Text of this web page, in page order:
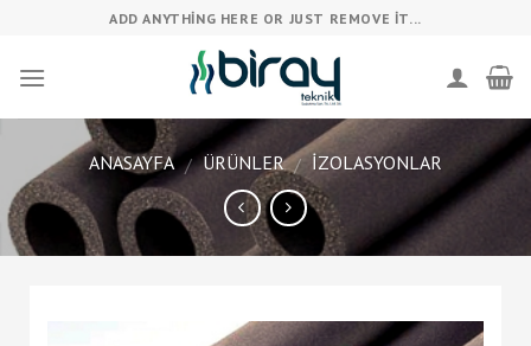
content
ADD ANYTHING HERE OR JUST REMOVE IT...
ANASAYFA / ÜRÜNLER / İZOLASYONLAR